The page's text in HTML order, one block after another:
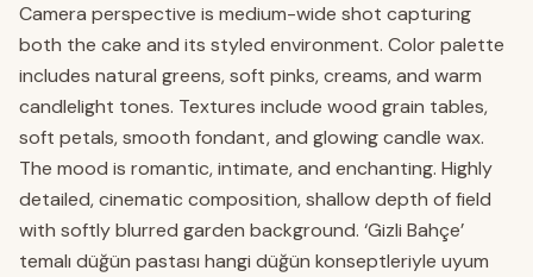
Camera perspective is medium-wide shot capturing
both the cake and its styled environment. Color palette
includes natural greens, soft pinks, creams, and warm
candlelight tones. Textures include wood grain tables,
soft petals, smooth fondant, and glowing candle wax.
The mood is romantic, intimate, and enchanting. Highly
detailed, cinematic composition, shallow depth of field
with softly blurred garden background. ‘Gizli Bahçe’
temalı düğün pastası hangi düğün konseptleriyle uyum